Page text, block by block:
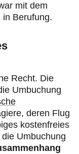
mit dem
in Berufung.
Recht. Die
Umbuchung
deren Flug
kostenfreies
Umbuchung